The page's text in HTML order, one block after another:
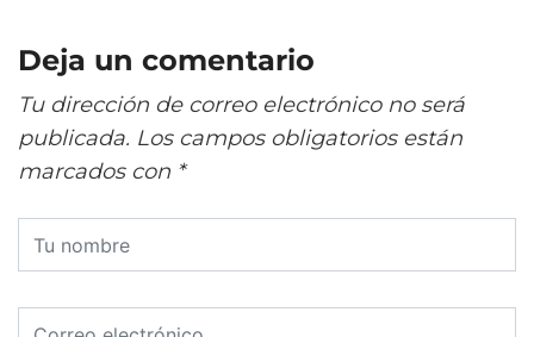
Deja un comentario
Tu dirección de correo electrónico no será
publicada. Los campos obligatorios están
marcados con *